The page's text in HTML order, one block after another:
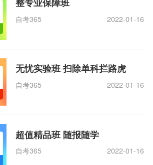
自考365 2022-01-16
无忧实验班 扫除单科拦路虎
自考365 2022-01-16
超值精品班 随报随学
自考365 2022-01-16